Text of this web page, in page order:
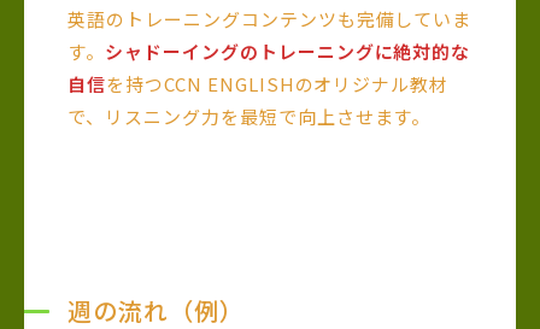
英語のトレーニングコンテンツも完備していま
す。 シャドーイングのトレーニングに絶対的な
自信を持つCCN ENGLISHのオリジナル教材
で、リスニング力を最短で向上させます。
週の流れ（例）